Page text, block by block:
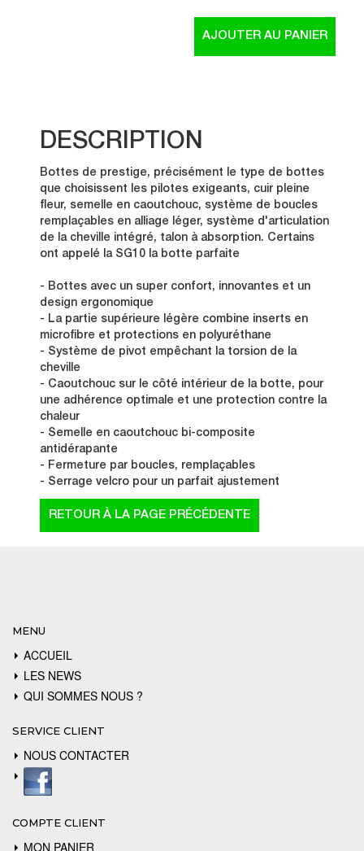
DESCRIPTION
Bottes de prestige, précisément le type de bottes
que choisissent les pilotes exigeants, cuir pleine
fleur, semelle en caoutchouc, système de boucles
remplaçables en alliage léger, système d'articulation
de la cheville intégré, talon à absorption. Certains
ont appelé la SG10 la botte parfaite
- Bottes avec un super confort, innovantes et un
design ergonomique
- La partie supérieure légère combine inserts en
microfibre et protections en polyuréthane
- Système de pivot empêchant la torsion de la
cheville
- Caoutchouc sur le côté intérieur de la botte, pour
une adhérence optimale et une protection contre la
chaleur
- Semelle en caoutchouc bi-composite
antidérapante
- Fermeture par boucles, remplaçables
- Serrage velcro pour un parfait ajustement
MENU
ACCUEIL
LES NEWS
QUI SOMMES NOUS ?
SERVICE CLIENT
NOUS CONTACTER
COMPTE CLIENT
MON PANIER